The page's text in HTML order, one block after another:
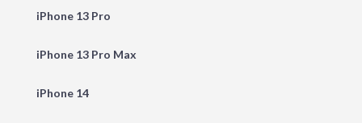
iPhone 13 Pro
iPhone 13 Pro Max
iPhone 14